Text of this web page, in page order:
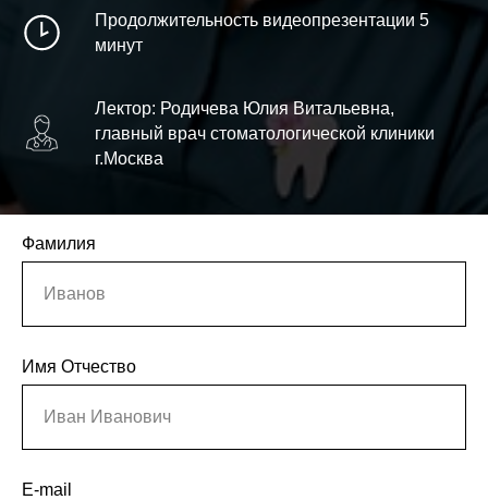
Продолжительность видеопрезентации 5
минут
Лектор: Родичева Юлия Витальевна,
главный врач стоматологической клиники
г.Москва
Фамилия
Иванов
Имя Отчество
Иван Иванович
E-mail